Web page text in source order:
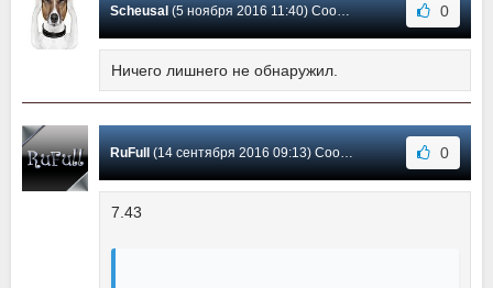
Scheusal(5 ноября 2016 11:40) Сообщение #41 0
Ничего лишнего не обнаружил.
RuFull(14 сентября 2016 09:13) Сообщение #40 0
7.43